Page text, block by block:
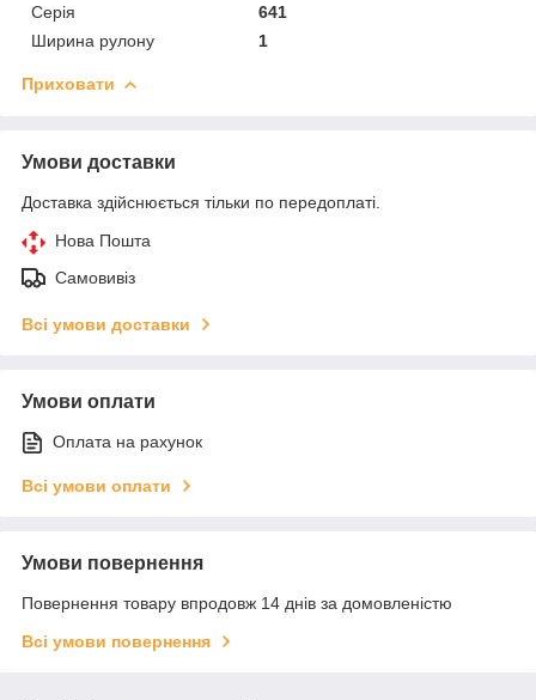
Серія
641
Ширина рулону
1
Приховати
Умови доставки
Доставка здійснюється тільки по передоплаті.
Нова Пошта
Самовивіз
Всі умови доставки
Умови оплати
Оплата на рахунок
Всі умови оплати
Умови повернення
Повернення товару впродовж 14 днів за домовленістю
Всі умови повернення